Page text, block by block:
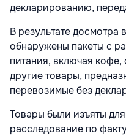
декларированию,
В результате досмотра
обнаружены пакеты с
питания, включая
другие товары,
перевозимые без
Товары были изъяты
расследование по